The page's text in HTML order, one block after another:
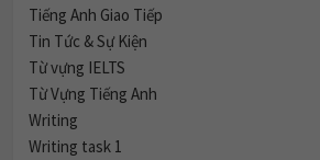
Tiếng Anh Giao Tiếp
Tin Tức & Sự Kiện
Từ vựng IELTS
Từ Vựng Tiếng Anh
Writing
Writing task 1